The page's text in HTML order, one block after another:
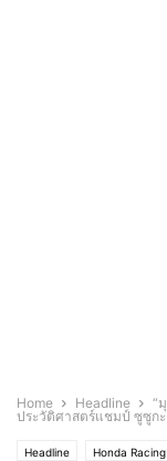
Home Headline
“
ประวัติศาสตร์แชมป์ ซูซูก
Headline Honda